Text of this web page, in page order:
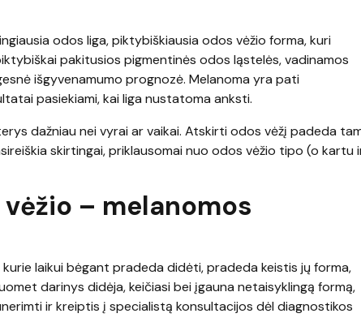
odos liga, piktybiškiausia odos vėžio forma, kuri
pakitusios pigmentinės odos ląstelės, vadinamos
išgyvenamumo prognozė. Melanoma yra pati
pasiekiami, kai liga nustatoma anksti.
dažniau nei vyrai ar vaikai. Atskirti odos vėžį padeda
skirtingai, priklausomai nuo odos vėžio tipo (o kartu
– melanomos
laikui bėgant pradeda didėti, pradeda keistis jų forma,
darinys didėja, keičiasi bei įgauna netaisyklingą formą,
ir kreiptis į specialistą konsultacijos dėl diagnostikos